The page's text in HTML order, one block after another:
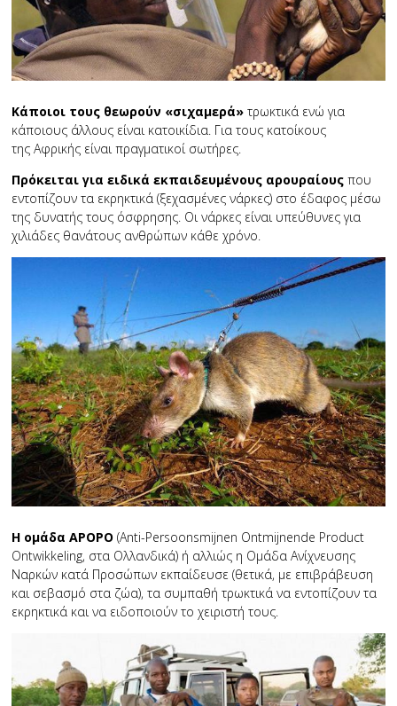
Κάποιοι τους θεωρούν «σιχαμερά»τρωκτικά ενώ για
κάποιους άλλους είναι κατοικίδια. Για τους κατοίκους
της Αφρικής είναι πραγματικοί σωτήρες.
Πρόκειται για ειδικά εκπαιδευμένους αρουραίους που
εντοπίζουν τα εκρηκτικά (ξεχασμένες νάρκες) στο έδαφος μέσω
της δυνατής τους όσφρησης. Οι νάρκες είναι υπεύθυνες για
χιλιάδες θανάτους ανθρώπων κάθε χρόνο.
Η ομάδα APOPO (Anti-Persoonsmijnen Ontmijnende Product
Ontwikkeling, στα Ολλανδικά) ή αλλιώς η Ομάδα Ανίχνευσης
Ναρκών κατά Προσώπων εκπαίδευσε (θετικά, με επιβράβευση
και σεβασμό στα ζώα), τα συμπαθή τρωκτικά να εντοπίζουν τα
εκρηκτικά και να ειδοποιούν το χειριστή τους.